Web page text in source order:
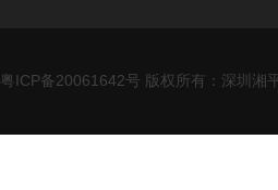
粤ICP备20061642号 版权所有：深圳湘